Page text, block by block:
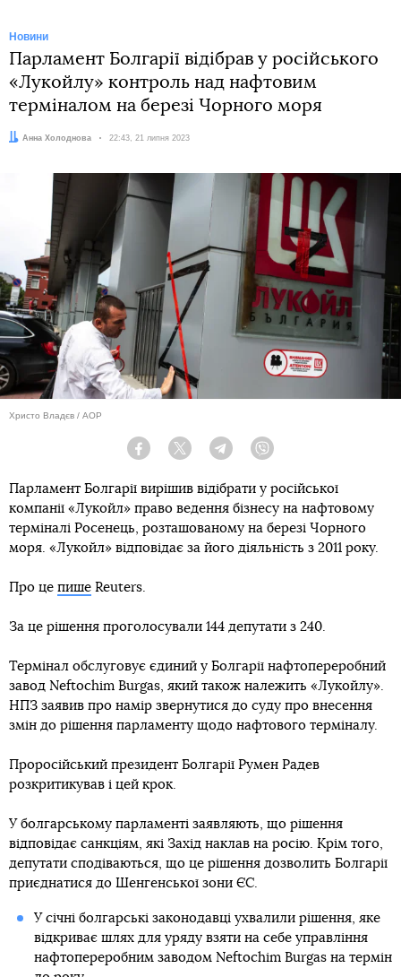
Новини
Парламент Болгарії відібрав у російського
«Лукойлу» контроль над нафтовим
терміналом на березі Чорного моря
Автор:
Анна Холоднова Дата:
22:43, 21 липня 2023
Христо Владєв / AOP
Facebook Twitter Telegram
Парламент Болгарії вирішив відібрати у російської
компанії «Лукойл» право ведення бізнесу на нафтовому
терміналі Росенець, розташованому на березі Чорного
моря. «Лукойл» відповідає за його діяльність з 2011 року.
Про це пише Reuters.
За це рішення проголосували 144 депутати з 240.
Термінал обслуговує єдиний у Болгарії нафтопереробний
завод Neftochim Burgas, який також належить «Лукойлу».
НПЗ заявив про намір звернутися до суду про внесення
змін до рішення парламенту щодо нафтового терміналу.
Проросійський президент Болгарії Румен Радев
розкритикував і цей крок.
У болгарському парламенті заявляють, що рішення
відповідає санкціям, які Захід наклав на росію. Крім того,
депутати сподіваються, що це рішення дозволить Болгарії
приєднатися до Шенгенської зони ЄС.
У січні болгарські законодавці ухвалили рішення, яке
відкриває шлях для уряду взяти на себе управління
нафтопереробним заводом Neftochim Burgas на термін